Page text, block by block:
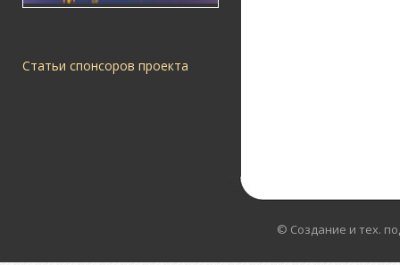
Статьи спонсоров проекта
© Создание и тех.